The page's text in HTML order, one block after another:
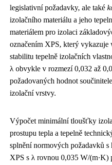
legislativní požadavky, ale také
izolačního materiálu a jeho
materiálem pro izolaci
označením XPS, který
stabilitu tepelně izolačních
λ obvykle v rozmezí 0,032 až
požadovaných hodnot
izolační vrstvy.
Výpočet minimální tloušťky
prostupu tepla a tepelně
splnění normových požadavků
XPS s λ rovnou 0,035 W/